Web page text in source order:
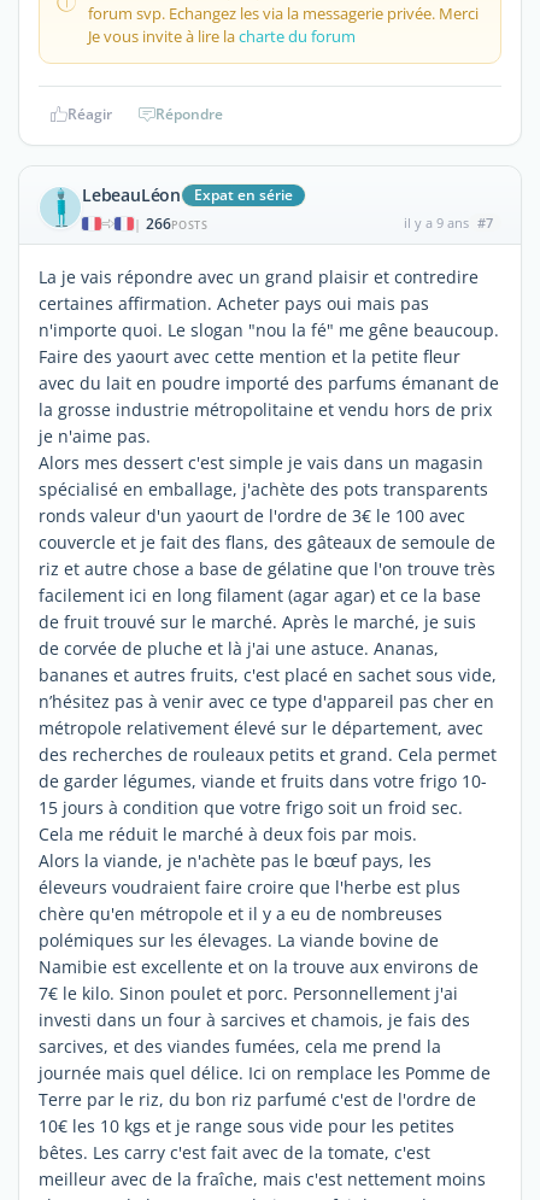
forum svp. Echangez les via la messagerie privée. Merci
Je vous invite à lire lacharte du forum
Réagir Répondre
LebeauLéon Expat en série
| 266POSTS il y a 9 ans #7
La je vais répondre avec un grand plaisir et contredire
certaines affirmation. Acheter pays oui mais pas
n'importe quoi. Le slogan "nou la fé" me gêne beaucoup.
Faire des yaourt avec cette mention et la petite fleur
avec du lait en poudre importé des parfums émanant de
la grosse industrie métropolitaine et vendu hors de prix
je n'aime pas.
Alors mes dessert c'est simple je vais dans un magasin
spécialisé en emballage, j'achète des pots transparents
ronds valeur d'un yaourt de l'ordre de 3€ le 100 avec
couvercle et je fait des flans, des gâteaux de semoule de
riz et autre chose a base de gélatine que l'on trouve très
facilement ici en long filament (agar agar) et ce la base
de fruit trouvé sur le marché. Après le marché, je suis
de corvée de pluche et là j'ai une astuce. Ananas,
bananes et autres fruits, c'est placé en sachet sous vide,
n’hésitez pas à venir avec ce type d'appareil pas cher en
métropole relativement élevé sur le département, avec
des recherches de rouleaux petits et grand. Cela permet
de garder légumes, viande et fruits dans votre frigo 10-
15 jours à condition que votre frigo soit un froid sec.
Cela me réduit le marché à deux fois par mois.
Alors la viande, je n'achète pas le bœuf pays, les
éleveurs voudraient faire croire que l'herbe est plus
chère qu'en métropole et il y a eu de nombreuses
polémiques sur les élevages. La viande bovine de
Namibie est excellente et on la trouve aux environs de
7€ le kilo. Sinon poulet et porc. Personnellement j'ai
investi dans un four à sarcives et chamois, je fais des
sarcives, et des viandes fumées, cela me prend la
journée mais quel délice. Ici on remplace les Pomme de
Terre par le riz, du bon riz parfumé c'est de l'ordre de
10€ les 10 kgs et je range sous vide pour les petites
bêtes. Les carry c'est fait avec de la tomate, c'est
meilleur avec de la fraîche, mais c'est nettement moins